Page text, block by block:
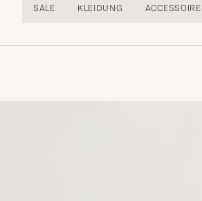
SALE KLEIDUNG